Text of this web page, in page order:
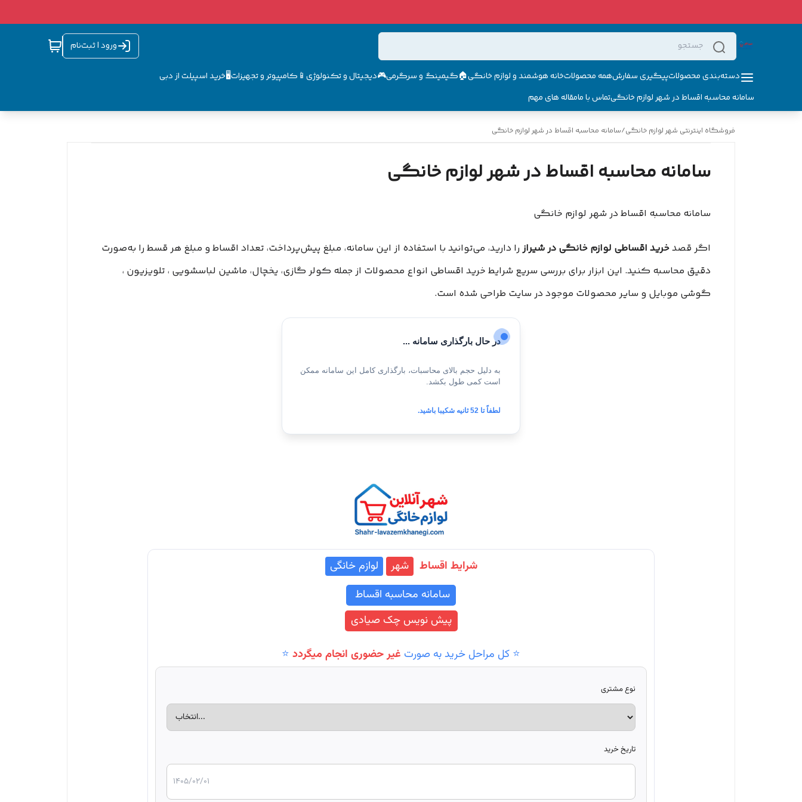
ورود | ثبت‌نام
دسته‌بندی محصولاتپیگیری سفارشهمه محصولاتخانه هوشمند و لوازم خانگی🏠گیمینگ و سرگرمی🎮دیجیتال و تکنولوژی📱 کامپیوتر و تجهیزات🖥️خرید اسپیلت از دبی
سامانه محاسبه اقساط در شهر لوازم خانگیتماس با مامقاله های مهم
فروشگاه اینترنتی شهر لوازم خانگی/سامانه محاسبه اقساط در شهر لوازم خانگی
سامانه محاسبه اقساط در شهر لوازم خانگی
سامانه محاسبه اقساط در شهر لوازم خانگی
اگر قصدخرید اقساطی لوازم خانگی در شیراز را دارید، می‌توانید با استفاده از این سامانه، مبلغ پیش‌پرداخت، تعداد اقساط و مبلغ هر قسط را به‌صورت
دقیق محاسبه کنید. این ابزار برای بررسی سریع شرایط خرید اقساطی انواع محصولات از جمله کولر گازی، یخچال، ماشین لباسشویی ، تلویزیون ،
گوشی موبایل و سایر محصولات موجود در سایت طراحی شده است.
در حال بارگذاری سامانه ...
به دلیل حجم بالای محاسبات، بارگذاری کامل این سامانه ممکن
است کمی طول بکشد.
لطفاً تا 51ثانیه شکیبا باشید.
شرایط اقساط شهر
لوازم خانگی
سامانه محاسبه اقساط
پیش نویس چک صیادی
⭐️ کل مراحل خرید به صورت غیر حضوری انجام میگردد ⭐️
نوع مشتری
تاریخ خرید